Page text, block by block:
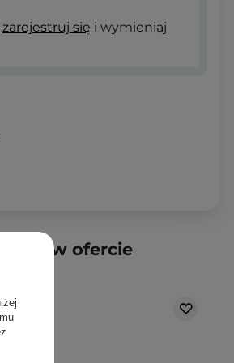
zarejestruj się i wymieniaj
w ofercie